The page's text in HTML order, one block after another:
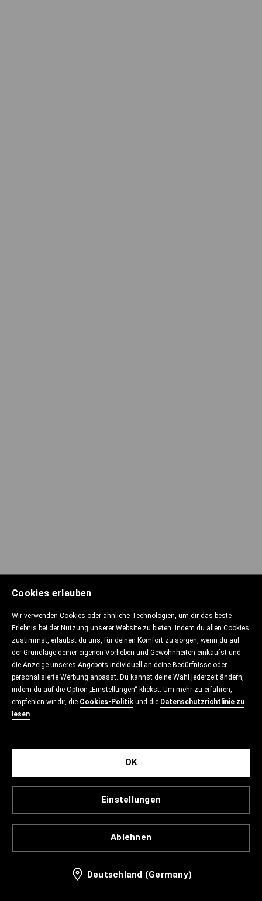
Cookies erlauben
Wir verwenden Cookies oder ähnliche Technologien, um dir das beste
Erlebnis bei der Nutzung unserer Website zu bieten. Indem du allen Cookies
zustimmst, erlaubst du uns, für deinen Komfort zu sorgen, wenn du auf
der Grundlage deiner eigenen Vorlieben und Gewohnheiten einkaufst und
die Anzeige unseres Angebots individuell an deine Bedürfnisse oder
personalisierte Werbung anpasst. Du kannst deine Wahl jederzeit ändern,
indem du auf die Option „Einstellungen“ klickst. Um mehr zu erfahren,
empfehlen wir dir, die Cookies-Politik und die Datenschutzrichtlinie zu
lesen.
Ablehnen
Einstellungen
OK
Deutschland (Germany)